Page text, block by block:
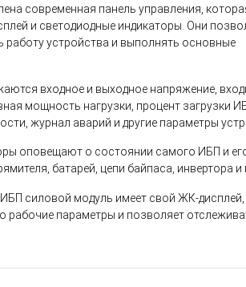
современная панель управления,
и светодиодные индикаторы. Они
работу устройства и выполнять основные
входное и выходное напряжение,
мощность нагрузки, процент загрузки
журнал аварий и другие параметры
оповещают о состоянии самого ИБП и
батарей, цепи байпаса, инвертора и
силовой модуль имеет свой ЖК-дисплей,
рабочие параметры и позволяет